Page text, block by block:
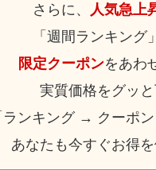
さらに、
人気急上
「週間ランキング
限定クーポンをあわ
実質価格をグッと
ランキング → クーポ
あなたも今すぐお得